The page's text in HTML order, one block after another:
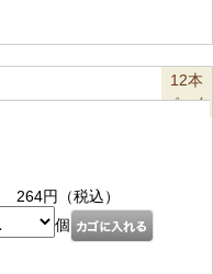
12本
パック
264円（税込）
個